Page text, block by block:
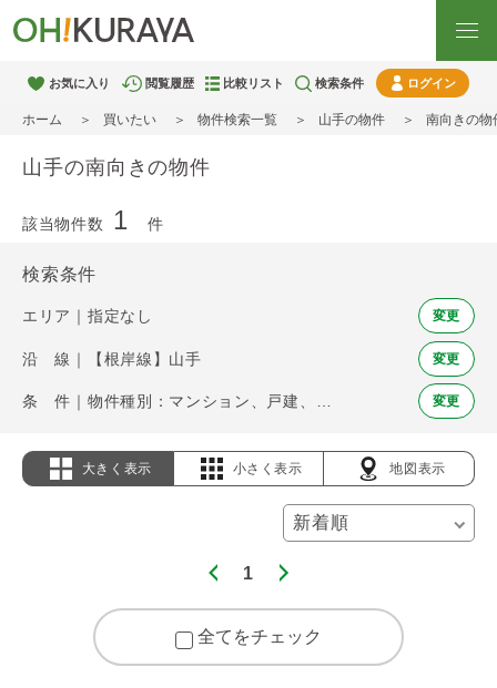
お気に入り 閲覧履歴 比較リスト 検索条件 ログイン
ホーム 買いたい 物件検索一覧 山手の物件 南向きの物
山手の南向きの物件
該当物件数 1 件
検索条件
エリア｜指定なし 変更
沿 線｜【根岸線】山手 変更
変更
大きく表示 小さく表示 地図表示
1
全てをチェック